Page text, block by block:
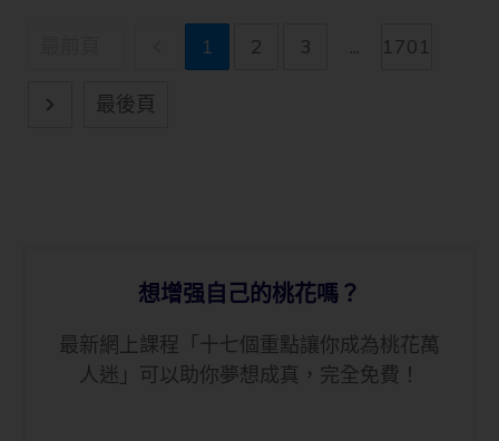
1 2 3 ... 1701
最後頁
想增强自己的桃花嗎？
最新網上課程「十七個重點讓你成為桃花萬
人迷」可以助你夢想成真，完全免費！